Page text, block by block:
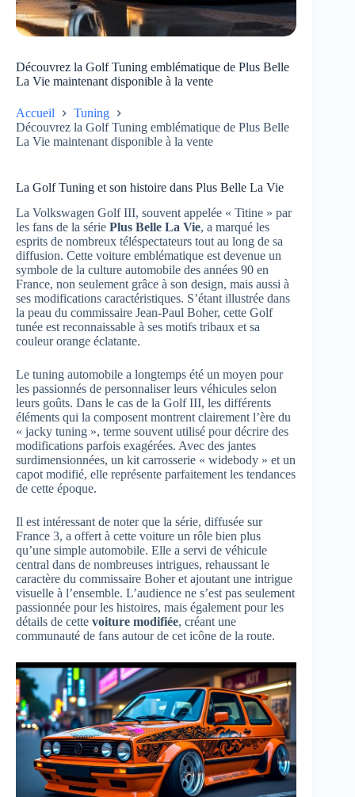
Découvrez la Golf Tuning emblématique de Plus Belle
La Vie maintenant disponible à la vente
Accueil
Tuning
Découvrez la Golf Tuning emblématique de Plus Belle
La Vie maintenant disponible à la vente
La Golf Tuning et son histoire dans Plus Belle La Vie
La Volkswagen Golf III, souvent appelée « Titine » par
les fans de la série Plus Belle La Vie, a marqué les
esprits de nombreux téléspectateurs tout au long de sa
diffusion. Cette voiture emblématique est devenue un
symbole de la culture automobile des années 90 en
France, non seulement grâce à son design, mais aussi à
ses modifications caractéristiques. S’étant illustrée dans
la peau du commissaire Jean-Paul Boher, cette Golf
tunée est reconnaissable à ses motifs tribaux et sa
couleur orange éclatante.
Le tuning automobile a longtemps été un moyen pour
les passionnés de personnaliser leurs véhicules selon
leurs goûts. Dans le cas de la Golf III, les différents
éléments qui la composent montrent clairement l’ère du
« jacky tuning », terme souvent utilisé pour décrire des
modifications parfois exagérées. Avec des jantes
surdimensionnées, un kit carrosserie « widebody » et un
capot modifié, elle représente parfaitement les tendances
de cette époque.
Il est intéressant de noter que la série, diffusée sur
France 3, a offert à cette voiture un rôle bien plus
qu’une simple automobile. Elle a servi de véhicule
central dans de nombreuses intrigues, rehaussant le
caractère du commissaire Boher et ajoutant une intrigue
visuelle à l’ensemble. L’audience ne s’est pas seulement
passionnée pour les histoires, mais également pour les
détails de cette voiture modifiée, créant une
communauté de fans autour de cet icône de la route.